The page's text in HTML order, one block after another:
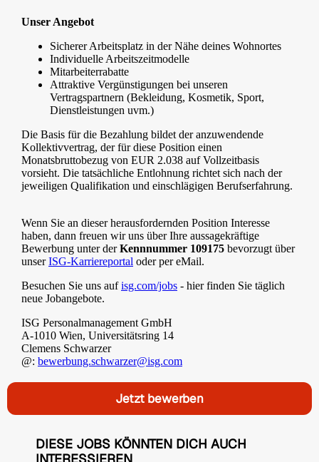
Unser Angebot
Sicherer Arbeitsplatz in der Nähe deines Wohnortes
Individuelle Arbeitszeitmodelle
Mitarbeiterrabatte
Attraktive Vergünstigungen bei unseren
Vertragspartnern (Bekleidung, Kosmetik, Sport,
Dienstleistungen uvm.)
Die Basis für die Bezahlung bildet der anzuwendende
Kollektivvertrag, der für diese Position einen
Monatsbruttobezug von EUR 2.038 auf Vollzeitbasis
vorsieht. Die tatsächliche Entlohnung richtet sich nach der
jeweiligen Qualifikation und einschlägigen Berufserfahrung.
Wenn Sie an dieser herausfordernden Position Interesse
haben, dann freuen wir uns über Ihre aussagekräftige
Bewerbung unter derKennnummer 109175 bevorzugt über
unserISG-Karriereportal oder per eMail.
Besuchen Sie uns aufisg.com/jobs - hier finden Sie täglich
neue Jobangebote.
ISG Personalmanagement GmbH
A-1010 Wien, Universitätsring 14
Clemens Schwarzer
@: bewerbung.schwarzer@isg.com
Jetzt bewerben
DIESE JOBS KÖNNTEN DICH AUCH